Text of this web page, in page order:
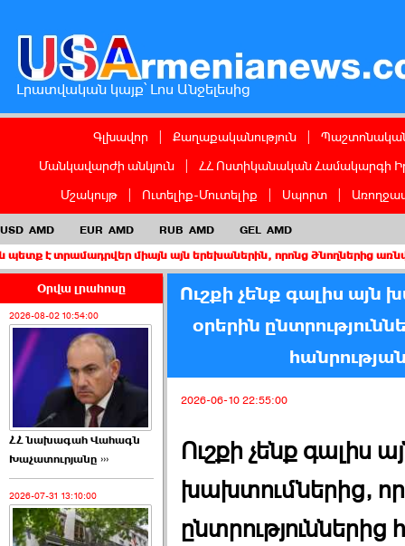
Լրատվական կայք՝ Լոս Անջելեսից
Գլխավոր Քաղաքականություն
Մանկավարժի անկյուն
ՀՀ Ոստիկանական Համակարգի
Մշակույթ
Ուտելիք-Մուտելիք Սպորտ
USD AMD EUR AMD RUB AMD GEL AMD
միայն այն երեխաներին, որոնց ծնողներից առնվազն
Օրվա լրահոսը
2026-08-02 10:54:00
ՀՀ նախագահ Վահագն
Խաչատուրյանը ›››
2026-07-31 13:10:00
Ուշքի չենք գալիս
օրերին
2026-06-10 22:55:00
Ուշքի չենք գալիս
խախտումներից, որ